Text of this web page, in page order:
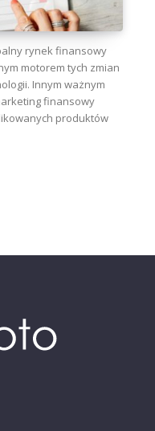
rynek finansowy
motorem tych zmian
Innym ważnym
finansowy
produktów